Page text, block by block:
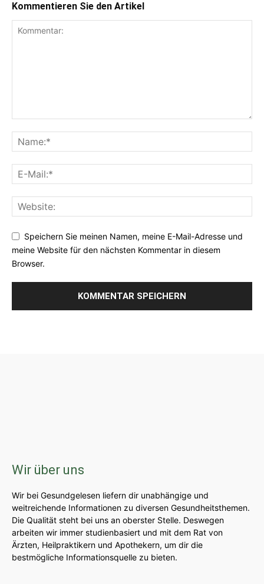
Kommentieren Sie den Artikel
Speichern Sie meinen Namen, meine E-Mail-Adresse und
meine Website für den nächsten Kommentar in diesem
Browser.
Wir über uns
Wir bei Gesundgelesen liefern dir unabhängige und
weitreichende Informationen zu diversen Gesundheitsthemen.
Die Qualität steht bei uns an oberster Stelle. Deswegen
arbeiten wir immer studienbasiert und mit dem Rat von
Ärzten, Heilpraktikern und Apothekern, um dir die
bestmögliche Informationsquelle zu bieten.